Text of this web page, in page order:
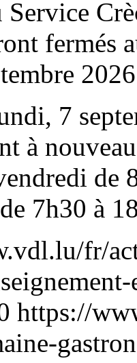
fermés
7
à
de
7h30 à
fr/
https://